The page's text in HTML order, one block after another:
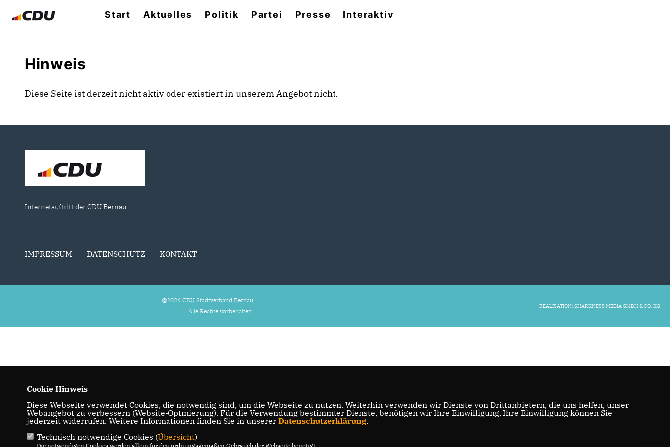
Start Aktuelles Politik Partei Presse Interaktiv
Hinweis
Diese Seite ist derzeit nicht aktiv oder existiert in unserem Angebot nicht.
Internetauftritt der CDU Bernau
IMPRESSUM DATENSCHUTZ KONTAKT
@2026 CDU Stadtverband Bernau
Alle Rechte vorbehalten.
REALISATION: SHARKNESS MEDIA GMBH & CO. KG
Cookie Hinweis
Diese Webseite verwendet Cookies, die notwendig sind, um die Webseite zu nutzen. Weiterhin verwenden wir Dienste von Drittanbietern, die uns helfen, unser
Webangebot zu verbessern (Website-Optmierung). Für die Verwendung bestimmter Dienste, benötigen wir Ihre Einwilligung. Ihre Einwilligung können Sie
jederzeit widerrufen. Weitere Informationen finden Sie in unserer Datenschutzerklärung.
Technisch notwendige Cookies (Übersicht)
Die notwendigen Cookies werden allein für den ordnungsgemäßen Gebrauch der Webseite benötigt.